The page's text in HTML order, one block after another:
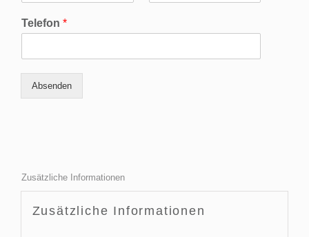
Telefon *
Absenden
Zusätzliche Informationen
Zusätzliche Informationen